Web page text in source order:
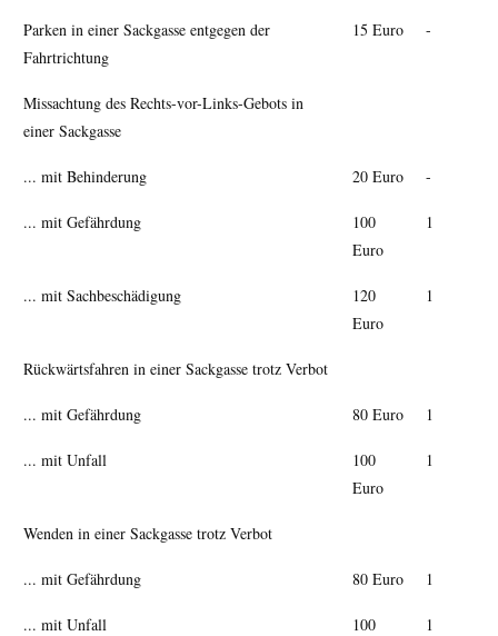
Parken in einer Sackgasse entgegen der
Fahrtrichtung
15 Euro -
Missachtung des Rechts-vor-Links-Gebots in
einer Sackgasse
... mit Behinderung 20 Euro -
... mit Gefährdung
100
Euro
1
... mit Sachbeschädigung
120
Euro
1
Rückwärtsfahren in einer Sackgasse trotz Verbot
... mit Gefährdung 80 Euro 1
... mit Unfall
100
Euro
1
Wenden in einer Sackgasse trotz Verbot
... mit Gefährdung 80 Euro 1
... mit Unfall
100
1